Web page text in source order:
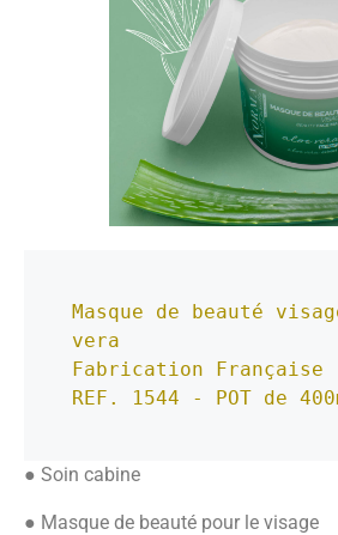
Masque de beauté
vera
Fabrication Française
REF. 1544 - POT de
● Soin cabine
● Masque de beauté pour le visage